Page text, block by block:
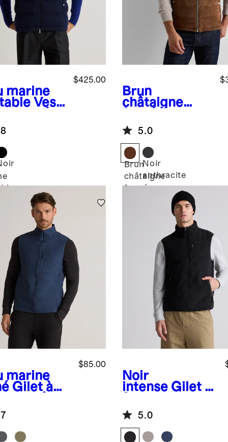
marine
Vest
$425.00
Brun
châtaigne
matelassée
100 % suède
5.0
Brun
châtaigne
foncé
Noir
anthracite
marine
Gilet à
en
$85.00
Noir
intense Gilet à
complète en
molleton
polaire
5.0